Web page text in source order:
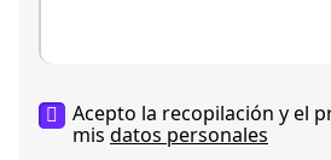
Acepto la recopilación y el
mis datos personales